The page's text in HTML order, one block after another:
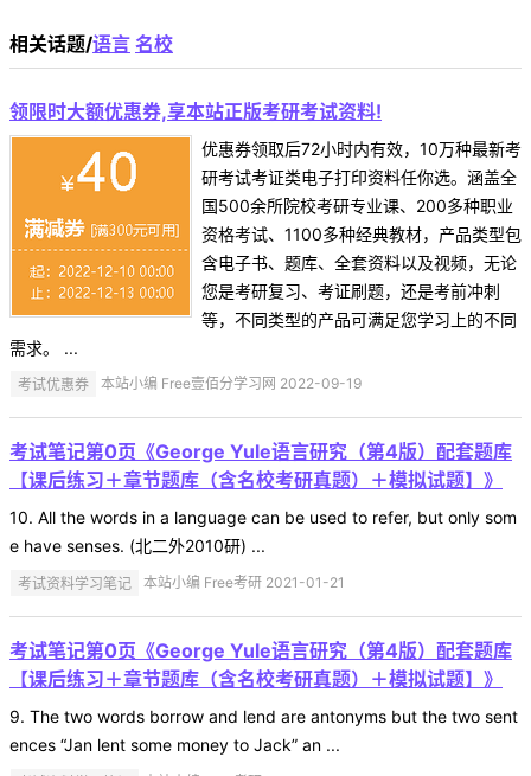
相关话题/语言 名校
领限时大额优惠券,享本站正版考研考试资料!
优惠券领取后72小时内有效，10万种最新考
研考试考证类电子打印资料任你选。涵盖全
国500余所院校考研专业课、200多种职业
资格考试、1100多种经典教材，产品类型包
含电子书、题库、全套资料以及视频，无论
您是考研复习、考证刷题，还是考前冲刺
等，不同类型的产品可满足您学习上的不同
需求。 ...
考试优惠券 本站小编 Free壹佰分学习网 2022-09-19
考试笔记第0页《George Yule语言研究（第4版）配套题库
【课后练习＋章节题库（含名校考研真题）＋模拟试题】》
10. All the words in a language can be used to refer, but only som
e have senses. (北二外2010研) ...
考试资料学习笔记 本站小编 Free考研 2021-01-21
考试笔记第0页《George Yule语言研究（第4版）配套题库
【课后练习＋章节题库（含名校考研真题）＋模拟试题】》
9. The two words borrow and lend are antonyms but the two sent
ences “Jan lent some money to Jack” an ...